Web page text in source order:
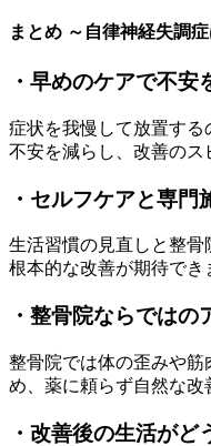
まとめ ～自律神経失調
・早めのケアで不安
症状を我慢して放置す
不安を減らし、改善のス
・セルフケアと専
生活習慣の見直しと整骨
根本的な改善が期待でき
・整骨院ならではの
整骨院では体の歪みや筋
め、薬に頼らず自然な改
・改善後の生活がど